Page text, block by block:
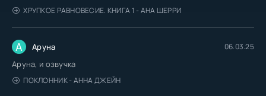
ХРУПКОЕ РАВНОВЕСИЕ. КНИГА 1 - АНА ШЕРРИ
А Аруна 06.03.25
Аруна, и озвучка
ПОКЛОННИК - АННА ДЖЕЙН
Бах
Бах
Бах
Бах
Бах